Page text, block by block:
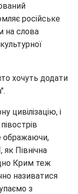
російське
на слова
хочуть додати
цивілізацію, і
ображаючи,
Північна
Крим теж
називатися
з